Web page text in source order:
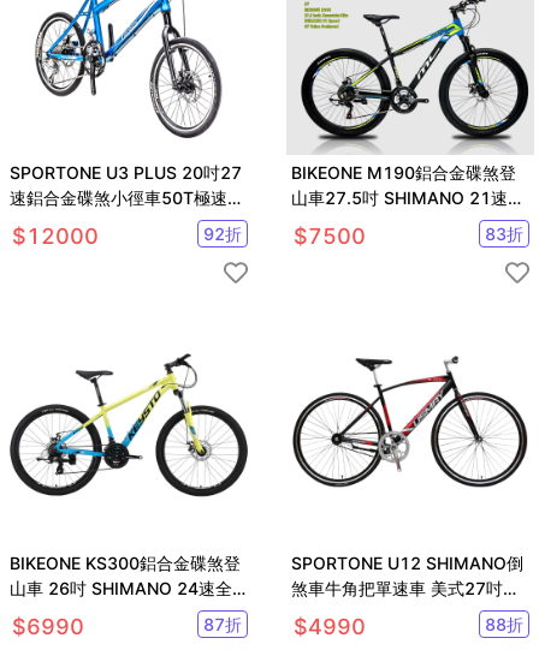
SPORTONE U3 PLUS 20吋27
速鋁合金碟煞小徑車50T極速齒
盤SHIMANO全套變速器
$12000 92折
BIKEONE M190鋁合金碟煞登
山車27.5吋 SHIMANO 21速全
套DDK坐墊可鎖死前叉
$7500 83折
BIKEONE KS300鋁合金碟煞登
山車 26吋 SHIMANO 24速全
套線控機械式碟煞
$6990 87折
SPORTONE U12 SHIMANO倒
煞車牛角把單速車 美式27吋經
典休閒自行車 簡單好騎
$4990 88折